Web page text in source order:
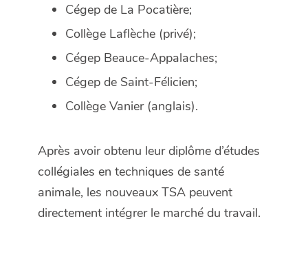
Cégep de La Pocatière;
Collège Laflèche (privé);
Cégep Beauce-Appalaches;
Cégep de Saint-Félicien;
Collège Vanier (anglais).
Après avoir obtenu leur diplôme d’études
collégiales en techniques de santé
animale, les nouveaux TSA peuvent
directement intégrer le marché du travail.